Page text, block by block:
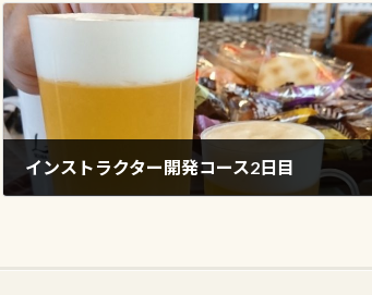
インストラクター開発コース2日目